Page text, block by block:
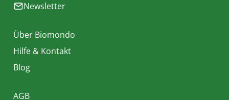
Newsletter
Über Biomondo
Hilfe & Kontakt
Blog
AGB